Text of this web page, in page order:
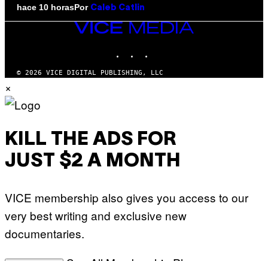
hace 10 horasPor Caleb Catlin
VICE
MEDIA
© 2026 VICE DIGITAL PUBLISHING, LLC
×
KILL THE ADS FOR
JUST $2 A MONTH
VICE membership also gives you access to our
very best writing and exclusive new
documentaries.